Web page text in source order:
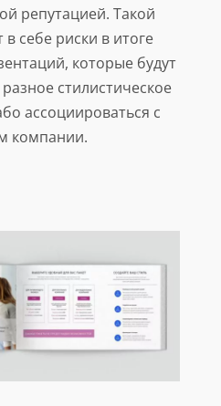
репутацией. Такой
себе риски в итоге
которые будут
стилистическое
ассоциироваться с
компании.